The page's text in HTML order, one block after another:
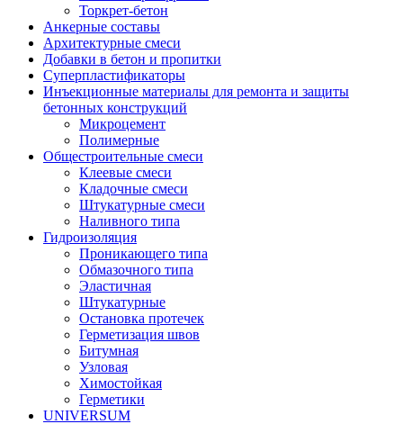
Торкрет-бетон
Анкерные составы
Архитектурные смеси
Добавки в бетон и пропитки
Суперпластификаторы
Инъекционные материалы для ремонта и защиты
бетонных конструкций
Микроцемент
Полимерные
Общестроительные смеси
Клеевые смеси
Кладочные смеси
Штукатурные смеси
Наливного типа
Гидроизоляция
Проникающего типа
Обмазочного типа
Эластичная
Штукатурные
Остановка протечек
Герметизация швов
Битумная
Узловая
Химостойкая
Герметики
UNIVERSUM